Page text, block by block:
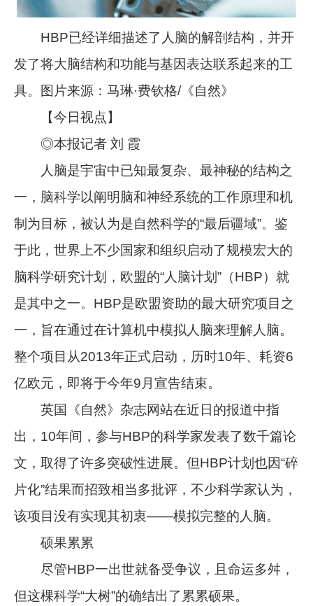
HBP已经详细描述了人脑的解剖结构，并开
发了将大脑结构和功能与基因表达联系起来的工
具。图片来源：马琳·费钦格/《自然》
【今日视点】
◎本报记者 刘 霞
人脑是宇宙中已知最复杂、最神秘的结构之
一，脑科学以阐明脑和神经系统的工作原理和机
制为目标，被认为是自然科学的“最后疆域”。鉴
于此，世界上不少国家和组织启动了规模宏大的
脑科学研究计划，欧盟的“人脑计划”（HBP）就
是其中之一。HBP是欧盟资助的最大研究项目之
一，旨在通过在计算机中模拟人脑来理解人脑。
整个项目从2013年正式启动，历时10年、耗资6
亿欧元，即将于今年9月宣告结束。
英国《自然》杂志网站在近日的报道中指
出，10年间，参与HBP的科学家发表了数千篇论
文，取得了许多突破性进展。但HBP计划也因“碎
片化”结果而招致相当多批评，不少科学家认为，
该项目没有实现其初衷——模拟完整的人脑。
硕果累累
尽管HBP一出世就备受争议，且命运多舛，
但这棵科学“大树”的确结出了累累硕果。